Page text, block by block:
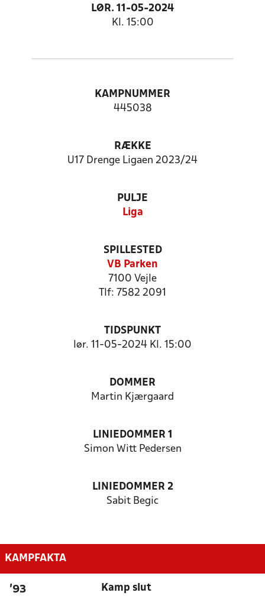
LØR. 11-05-2024
Kl. 15:00
KAMPNUMMER
445038
RÆKKE
U17 Drenge Ligaen 2023/24
PULJE
Liga
SPILLESTED
VB Parken
7100 Vejle
Tlf: 7582 2091
TIDSPUNKT
lør. 11-05-2024 Kl. 15:00
DOMMER
Martin Kjærgaard
LINIEDOMMER 1
Simon Witt Pedersen
LINIEDOMMER 2
Sabit Begic
KAMPFAKTA
'93 Kamp slut